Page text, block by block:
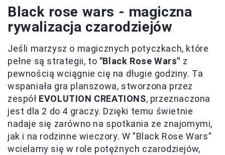
Black rose wars - magiczna
rywalizacja czarodziejów
Jeśli marzysz o magicznych potyczkach, które
pełne są strategii, to "Black Rose Wars" z
pewnością wciągnie cię na długie godziny. Ta
wspaniała gra planszowa, stworzona przez
zespół EVOLUTION CREATIONS, przeznaczona
jest dla 2 do 4 graczy. Dzięki temu świetnie
nadaje się zarówno na spotkania ze znajomymi,
jak i na rodzinne wieczory. W "Black Rose Wars"
wcielamy się w role potężnych czarodziejów,